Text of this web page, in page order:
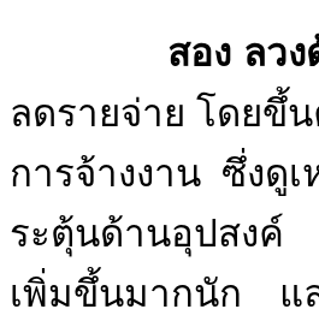
สอง ลวงด้วย
ลดรายจ่าย โดยขึ้
การจ้างงาน ซึ่งดู
ระตุ้นด้านอุปสงค์
เพิ่มขึ้นมากนัก แล